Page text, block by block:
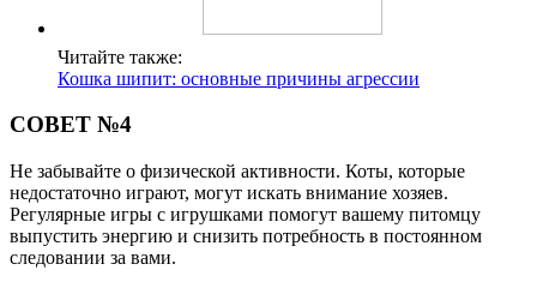
Читайте также:
Кошка шипит: основные причины агрессии
СОВЕТ №4
Не забывайте о физической активности. Коты, которые
недостаточно играют, могут искать внимание хозяев.
Регулярные игры с игрушками помогут вашему питомцу
выпустить энергию и снизить потребность в постоянном
следовании за вами.